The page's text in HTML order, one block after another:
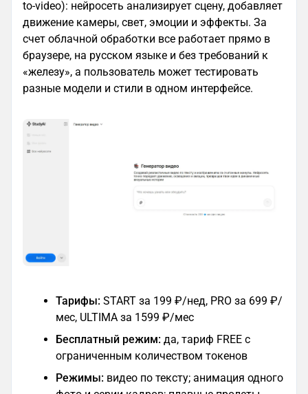
to-video): нейросеть анализирует сцену, добавляет
движение камеры, свет, эмоции и эффекты. За
счет облачной обработки все работает прямо в
браузере, на русском языке и без требований к
«железу», а пользователь может тестировать
разные модели и стили в одном интерфейсе.
Тарифы: START за 199 ₽/нед, PRO за 699 ₽/
мес, ULTIMA за 1599 ₽/мес
Бесплатный режим: да, тариф FREE с
ограниченным количеством токенов
Режимы: видео по тексту; анимация одного